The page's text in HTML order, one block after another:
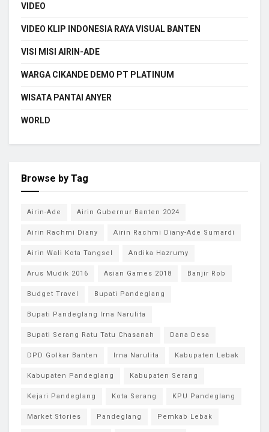
VIDEO
VIDEO KLIP INDONESIA RAYA VISUAL BANTEN
VISI MISI AIRIN-ADE
WARGA CIKANDE DEMO PT PLATINUM
WISATA PANTAI ANYER
WORLD
Browse by Tag
Airin-Ade Airin Gubernur Banten 2024
Airin Rachmi Diany Airin Rachmi Diany-Ade Sumardi
Airin Wali Kota Tangsel Andika Hazrumy
Arus Mudik 2016 Asian Games 2018 Banjir Rob
Budget Travel Bupati Pandeglang
Bupati Pandeglang Irna Narulita
Bupati Serang Ratu Tatu Chasanah Dana Desa
DPD Golkar Banten Irna Narulita Kabupaten Lebak
Kabupaten Pandeglang Kabupaten Serang
Kejari Pandeglang Kota Serang KPU Pandeglang
Market Stories Pandeglang Pemkab Lebak